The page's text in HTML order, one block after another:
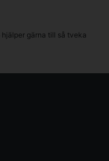
hjälper gärna till så tveka